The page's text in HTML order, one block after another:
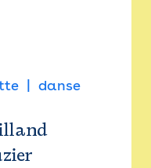
danse